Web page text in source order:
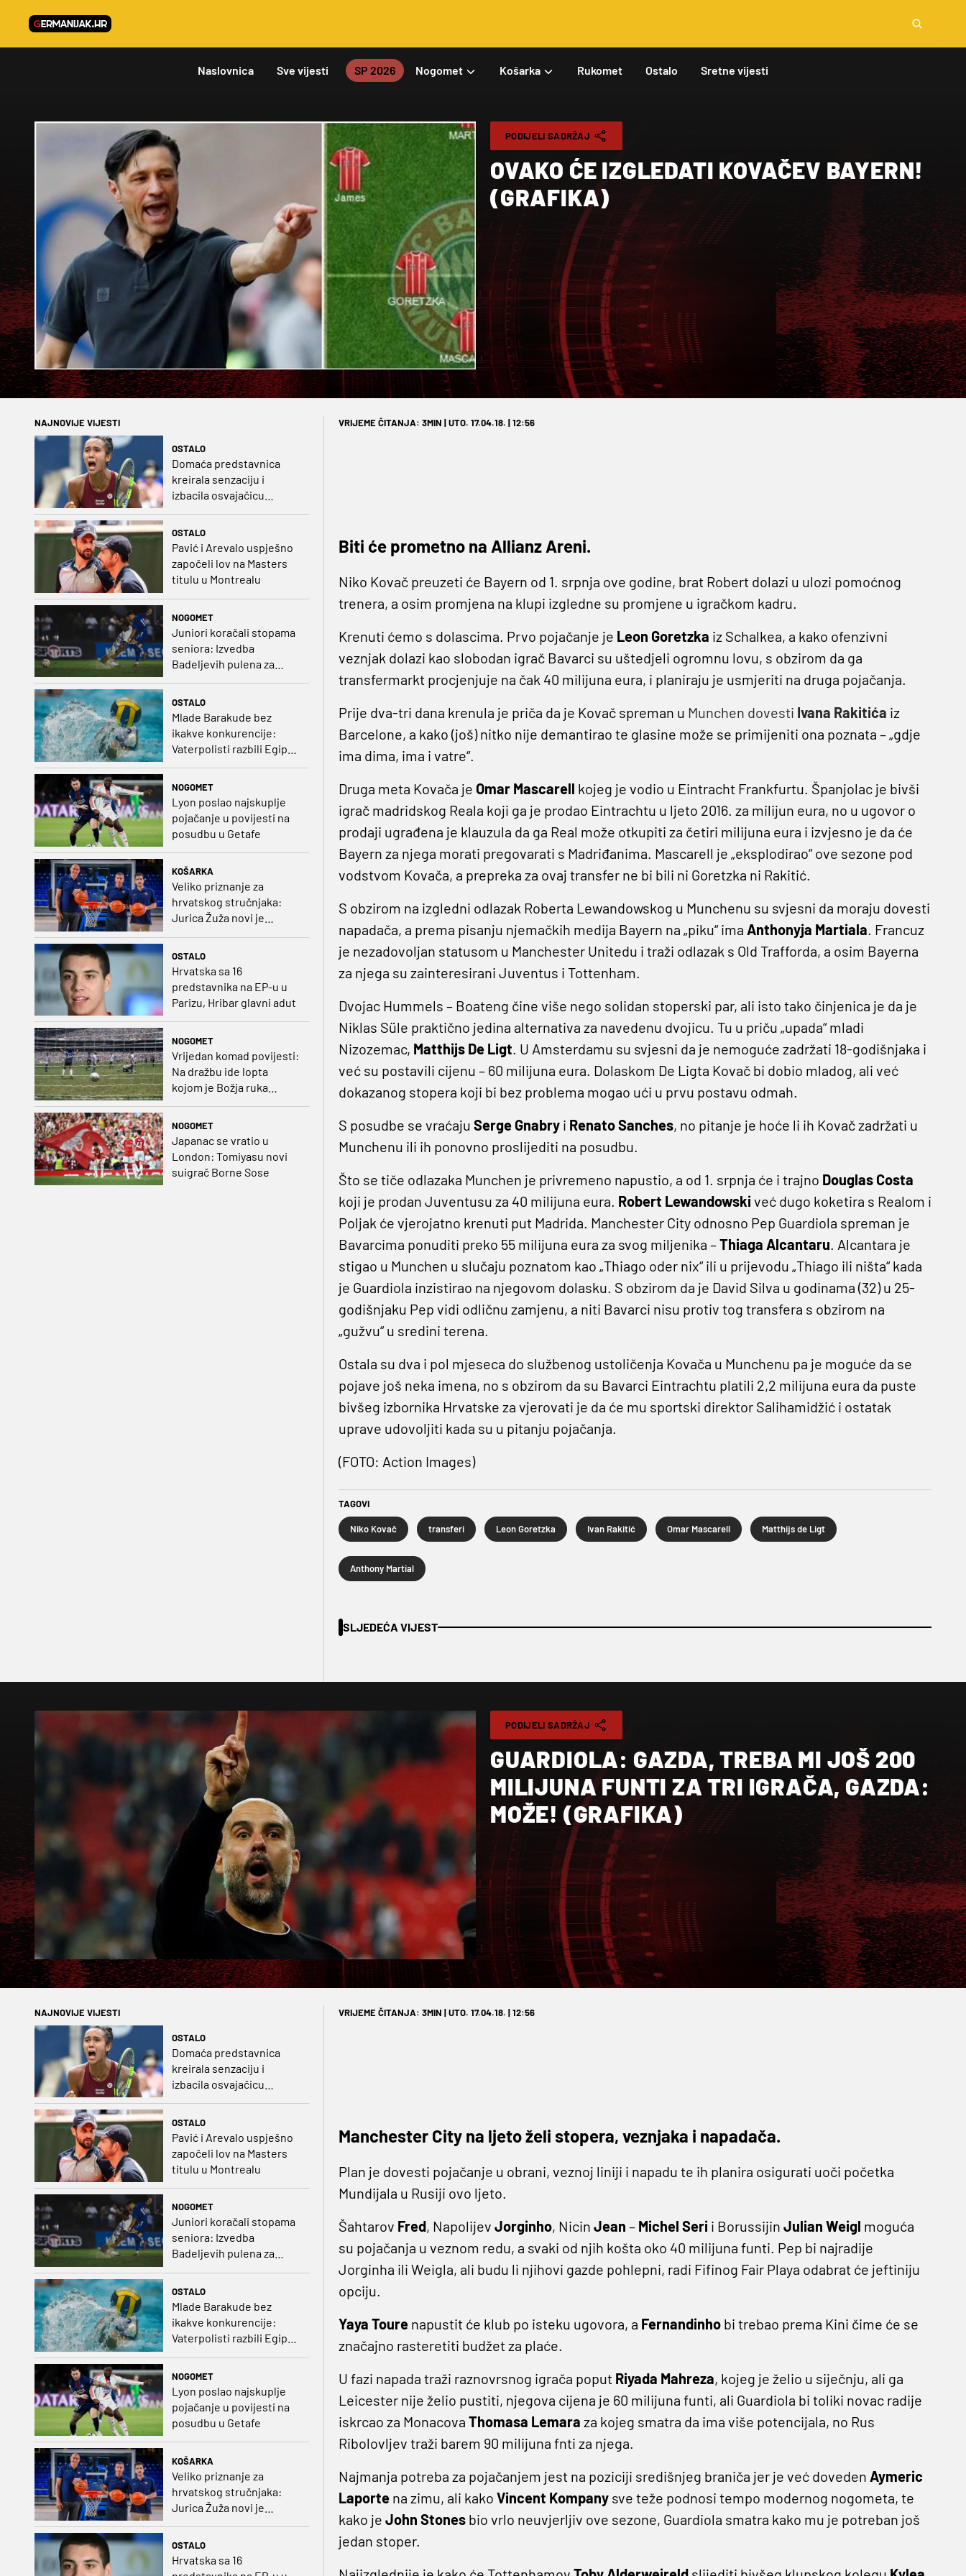
Naslovnica Sve vijesti SP 2026 Nogomet Košarka Rukomet Ostalo Sretne vijesti
PODIJELI SADRŽAJ
OVAKO ĆE IZGLEDATI KOVAČEV BAYERN!
(GRAFIKA)
NAJNOVIJE VIJESTI
OSTALO
Domaća predstavnica
kreirala senzaciju i
izbacila osvajačicu
OSTALO
Pavić i Arevalo uspješno
započeli lov na Masters
titulu u Montrealu
NOGOMET
Juniori koračali stopama
seniora: Izvedba
Badeljevih pulena za
čistu peticu protiv
OSTALO
Mlade Barakude bez
ikakve konkurencije:
Vaterpolisti razbili Egipat
za polufinale SP-a!
NOGOMET
Lyon poslao najskuplje
pojačanje u povijesti na
posudbu u Getafe
KOŠARKA
Veliko priznanje za
hrvatskog stručnjaka:
Jurica Žuža novi je
OSTALO
Hrvatska sa 16
predstavnika na EP-u u
Parizu, Hribar glavni adut
NOGOMET
Vrijedan komad povijesti:
Na dražbu ide lopta
kojom je Božja ruka
NOGOMET
Japanac se vratio u
London: Tomiyasu novi
suigrač Borne Sose
VRIJEME ČITANJA: 3MIN | UTO. 17.04.18. | 12:56
Biti će prometno na Allianz Areni.
Niko Kovač preuzeti će Bayern od 1. srpnja ove godine, brat Robert dolazi u ulozi pomoćnog
trenera, a osim promjena na klupi izgledne su promjene u igračkom kadru.
Krenuti ćemo s dolascima. Prvo pojačanje je Leon Goretzka iz Schalkea, a kako ofenzivni
veznjak dolazi kao slobodan igrač Bavarci su uštedjeli ogromnu lovu, s obzirom da ga
transfermarkt procjenjuje na čak 40 milijuna eura, i planiraju je usmjeriti na druga pojačanja.
Prije dva-tri dana krenula je priča da je Kovač spreman u Munchen dovesti Ivana Rakitića iz
Barcelone, a kako (još) nitko nije demantirao te glasine može se primijeniti ona poznata – „gdje
ima dima, ima i vatre“.
Druga meta Kovača je Omar Mascarell kojeg je vodio u Eintracht Frankfurtu. Španjolac je bivši
igrač madridskog Reala koji ga je prodao Eintrachtu u ljeto 2016. za milijun eura, no u ugovor o
prodaji ugrađena je klauzula da ga Real može otkupiti za četiri milijuna eura i izvjesno je da će
Bayern za njega morati pregovarati s Madriđanima. Mascarell je „eksplodirao“ ove sezone pod
vodstvom Kovača, a prepreka za ovaj transfer ne bi bili ni Goretzka ni Rakitić.
S obzirom na izgledni odlazak Roberta Lewandowskog u Munchenu su svjesni da moraju dovesti
napadača, a prema pisanju njemačkih medija Bayern na „piku“ ima Anthonyja Martiala. Francuz
je nezadovoljan statusom u Manchester Unitedu i traži odlazak s Old Trafforda, a osim Bayerna
za njega su zainteresirani Juventus i Tottenham.
Dvojac Hummels – Boateng čine više nego solidan stoperski par, ali isto tako činjenica je da je
Niklas Süle praktično jedina alternativa za navedenu dvojicu. Tu u priču „upada“ mladi
Nizozemac, Matthijs De Ligt. U Amsterdamu su svjesni da je nemoguće zadržati 18-godišnjaka i
već su postavili cijenu – 60 milijuna eura. Dolaskom De Ligta Kovač bi dobio mladog, ali već
dokazanog stopera koji bi bez problema mogao ući u prvu postavu odmah.
S posudbe se vraćaju Serge Gnabryi Renato Sanches, no pitanje je hoće li ih Kovač zadržati u
Munchenu ili ih ponovno proslijediti na posudbu.
Što se tiče odlazaka Munchen je privremeno napustio, a od 1. srpnja će i trajno Douglas Costa
koji je prodan Juventusu za 40 milijuna eura. Robert Lewandowski već dugo koketira s Realom i
Poljak će vjerojatno krenuti put Madrida. Manchester City odnosno Pep Guardiola spreman je
Bavarcima ponuditi preko 55 milijuna eura za svog miljenika –Thiaga Alcantaru. Alcantara je
stigao u Munchen u slučaju poznatom kao „Thiago oder nix“ ili u prijevodu „Thiago ili ništa“ kada
je Guardiola inzistirao na njegovom dolasku. S obzirom da je David Silva u godinama (32) u 25-
godišnjaku Pep vidi odličnu zamjenu, a niti Bavarci nisu protiv tog transfera s obzirom na
„gužvu“ u sredini terena.
Ostala su dva i pol mjeseca do službenog ustoličenja Kovača u Munchenu pa je moguće da se
pojave još neka imena, no s obzirom da su Bavarci Eintrachtu platili 2,2 milijuna eura da puste
bivšeg izbornika Hrvatske za vjerovati je da će mu sportski direktor Salihamidžić i ostatak
uprave udovoljiti kada su u pitanju pojačanja.
(FOTO: Action Images)
TAGOVI
Niko Kovač transferi Leon Goretzka Ivan Rakitić Omar Mascarell Matthijs de Ligt
Anthony Martial
SLJEDEĆA VIJEST
PODIJELI SADRŽAJ
GUARDIOLA: GAZDA, TREBA MI JOŠ 200
MILIJUNA FUNTI ZA TRI IGRAČA, GAZDA:
MOŽE! (GRAFIKA)
NAJNOVIJE VIJESTI
OSTALO
Domaća predstavnica
kreirala senzaciju i
izbacila osvajačicu
Roland Garrosa
OSTALO
Pavić i Arevalo uspješno
započeli lov na Masters
titulu u Montrealu
NOGOMET
Juniori koračali stopama
seniora: Izvedba
Badeljevih pulena za
OSTALO
Mlade Barakude bez
ikakve konkurencije:
Vaterpolisti razbili Egipat
NOGOMET
Lyon poslao najskuplje
pojačanje u povijesti na
posudbu u Getafe
KOŠARKA
Veliko priznanje za
hrvatskog stručnjaka:
Jurica Žuža novi je
OSTALO
Hrvatska sa 16
VRIJEME ČITANJA: 3MIN | UTO. 17.04.18. | 12:56
Manchester City na ljeto želi stopera, veznjaka i napadača.
Plan je dovesti pojačanje u obrani, veznoj liniji i napadu te ih planira osigurati uoči početka
Mundijala u Rusiji ovo ljeto.
Šahtarov Fred, Napolijev Jorginho, Nicin Jean – Michel Seri i Borussijin Julian Weigl moguća
su pojačanja u veznom redu, a svaki od njih košta oko 40 milijuna funti. Pep bi najradije
Jorginha ili Weigla, ali budu li njihovi gazde pohlepni, radi Fifinog Fair Playa odabrat će jeftiniju
opciju.
Yaya Toure napustit će klub po isteku ugovora, a Fernandinho bi trebao prema Kini čime će se
značajno rasteretiti budžet za plaće.
U fazi napada traži raznovrsnog igrača poput Riyada Mahreza, kojeg je želio u siječnju, ali ga
Leicester nije želio pustiti, njegova cijena je 60 milijuna funti, ali Guardiola bi toliki novac radije
iskrcao za Monacova Thomasa Lemara za kojeg smatra da ima više potencijala, no Rus
Ribolovljev traži barem 90 milijuna fnti za njega.
Najmanja potreba za pojačanjem jest na poziciji središnjeg braniča jer je već doveden Aymeric
Laporte na zimu, ali kako Vincent Kompany sve teže podnosi tempo modernog nogometa, te
kako je John Stones bio vrlo neuvjerljiv ove sezone, Guardiola smatra kako mu je potreban još
jedan stoper.